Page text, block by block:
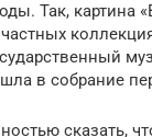
Так, картина
в собрание
сказать,